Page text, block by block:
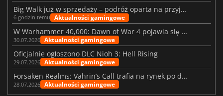
Big Walk już w sprzedaży – podróż oparta na przyjaźni
6 godzin temu Aktualności gamingowe
W Warhammer 40,000: Dawn of War 4 pojawia się frakcja Nekronów
30.07.2026 Aktualności gamingowe
Oficjalnie ogłoszono DLC Nioh 3: Hell Rising
29.07.2026 Aktualności gamingowe
Forsaken Realms: Vahrin’s Call trafia na rynek po dziesięciu latach prac
28.07.2026 Aktualności gamingowe